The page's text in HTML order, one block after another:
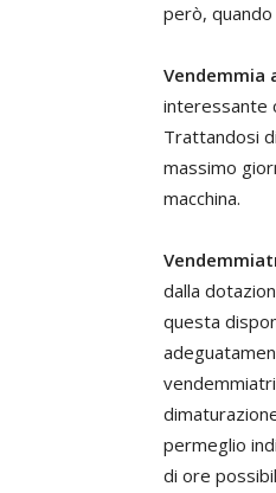
però,
Vendemmia
interessante
Trattandosi
massimo
macchina.
dalla
questa
permeglio
di ore